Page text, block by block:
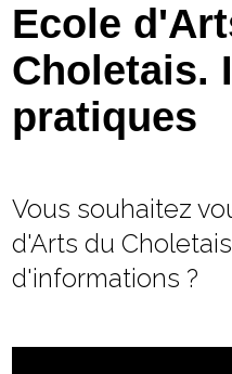
Economie
Services
Contacts
Ecole
Choletais.
pratiques
Vous souhaitez
d'Arts du
d'informations ?